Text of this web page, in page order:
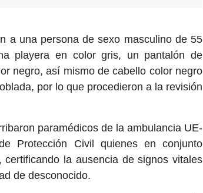
a una persona de sexo masculino de 55
playera en color gris, un pantalón de
negro, así mismo de cabello color negro
por lo que procedieron a la revisión
paramédicos de la ambulancia UE-
Protección Civil quienes en conjunto
la ausencia de signos vitales
de desconocido.